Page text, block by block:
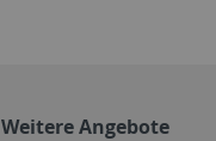
Weitere Angebote